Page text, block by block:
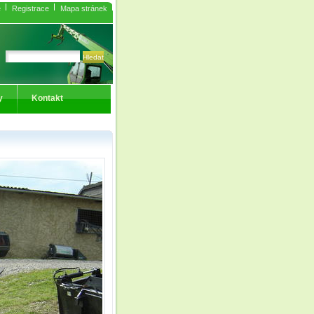
Mapa stránek
Registrace
Kontakt